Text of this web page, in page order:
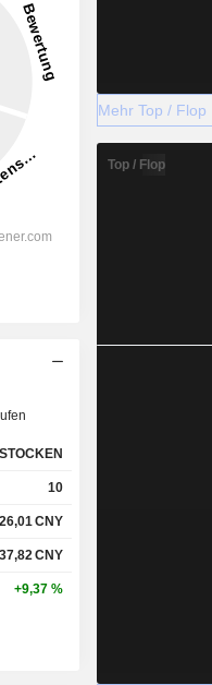
10
CNY
CNY
+9,37 %
Mehr Top / Flop
Top / Flop